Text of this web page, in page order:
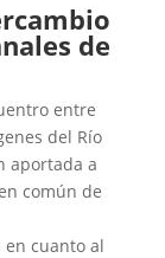
de
entre
del Río
aportada a
común de
en cuanto al